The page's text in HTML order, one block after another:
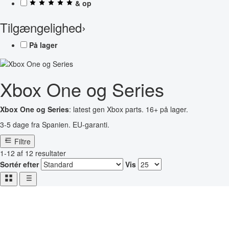
& op
Tilgængelighed›
På lager
Xbox One og Series
Xbox One og Series: latest gen Xbox parts. 16+ på lager.
3-5 dage fra Spanien. EU-garanti.
Filtre
1-12 af 12 resultater
Sortér efter
Vis